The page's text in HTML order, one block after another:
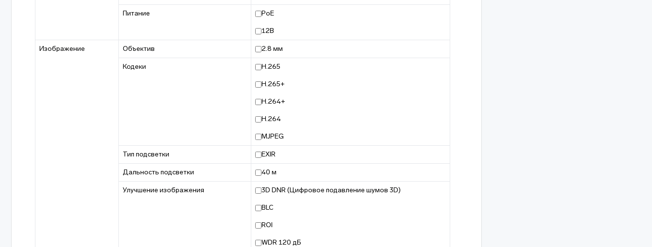
Питание PoE
12В
Изображение Объектив 2.8 мм
Кодеки H.265
H.265+
H.264+
H.264
MJPEG
Тип подсветки EXIR
Дальность подсветки 40 м
Улучшение изображения 3D DNR (Цифровое подавление шумов 3D)
BLC
ROI
WDR 120 дБ